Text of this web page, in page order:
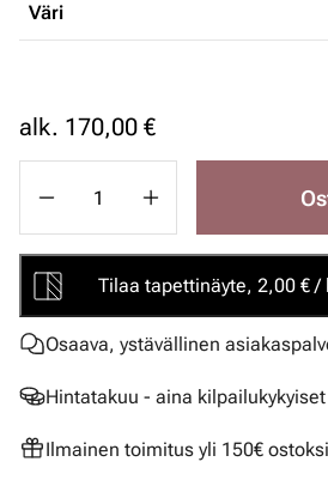
Väri
alk. 170,00 €
Tilaa tapettinäyte, 2,00 € /
Osaava, ystävällinen
Hintatakuu - aina
Ilmainen toimitus yli 150€